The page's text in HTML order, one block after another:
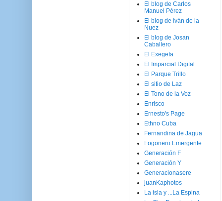
El blog de Carlos
Manuel Pérez
El blog de Iván de la
Nuez
El blog de Josan
Caballero
El Exegeta
El Imparcial Digital
El Parque Trillo
El sitio de Laz
El Tono de la Voz
Enrisco
Ernesto's Page
Ethno Cuba
Fernandina de Jagua
Fogonero Emergente
Generación F
Generación Y
Generacionasere
juanKaphotos
La isla y ...La Espina